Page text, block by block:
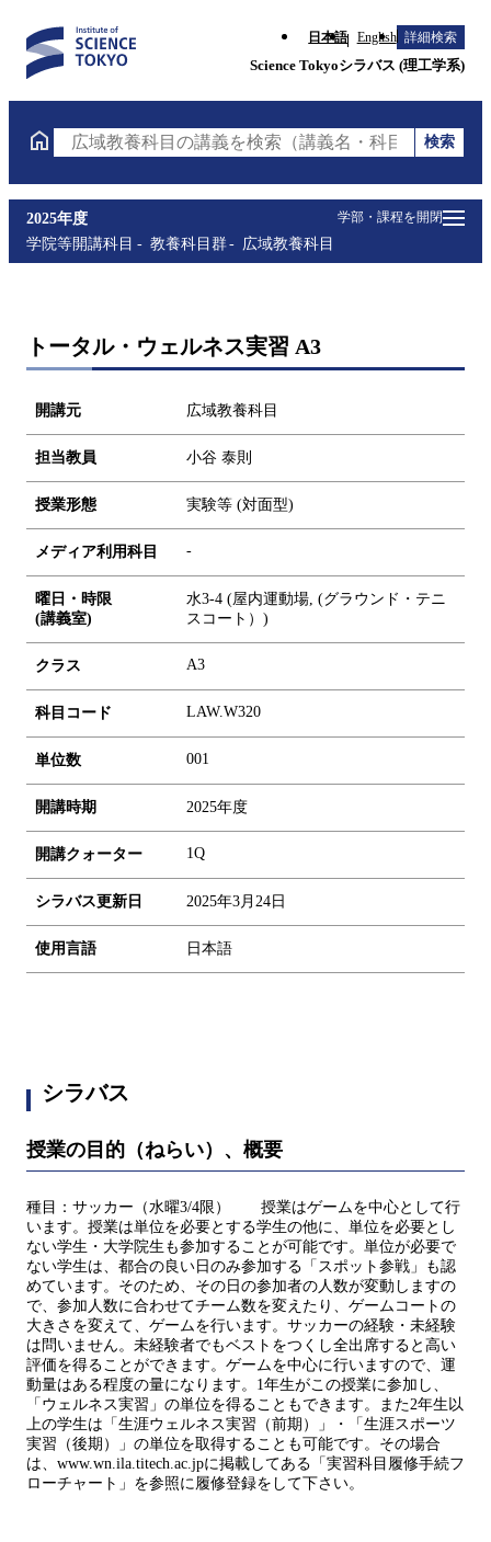
日本語 English 詳細検索
Science Tokyoシラバス (理工学系)
広域教養科目の講義を検索（講義名・科目コード・担
検索
学部・課程を開閉
2025年度
学院等開講科目
教養科目群 広域教養科目
トータル・ウェルネス実習 A3
開講元 広域教養科目
担当教員 小谷 泰則
授業形態 実験等 (対面型)
メディア利用科目 -
曜日・時限
(講義室)
水3-4 (屋内運動場, (グラウンド・テニ
スコート）)
クラス A3
科目コード LAW.W320
単位数 001
開講時期 2025年度
開講クォーター 1Q
シラバス更新日 2025年3月24日
使用言語 日本語
シラバス
授業の目的（ねらい）、概要
種目：サッカー（水曜3/4限） 授業はゲームを中心として行
います。授業は単位を必要とする学生の他に、単位を必要とし
ない学生・大学院生も参加することが可能です。単位が必要で
ない学生は、都合の良い日のみ参加する「スポット参戦」も認
めています。そのため、その日の参加者の人数が変動しますの
で、参加人数に合わせてチーム数を変えたり、ゲームコートの
大きさを変えて、ゲームを行います。サッカーの経験・未経験
は問いません。未経験者でもベストをつくし全出席すると高い
評価を得ることができます。ゲームを中心に行いますので、運
動量はある程度の量になります。1年生がこの授業に参加し、
「ウェルネス実習」の単位を得ることもできます。また2年生以
上の学生は「生涯ウェルネス実習（前期）」・「生涯スポーツ
実習（後期）」の単位を取得することも可能です。その場合
は、www.wn.ila.titech.ac.jpに掲載してある「実習科目履修手続フ
ローチャート」を参照に履修登録をして下さい。